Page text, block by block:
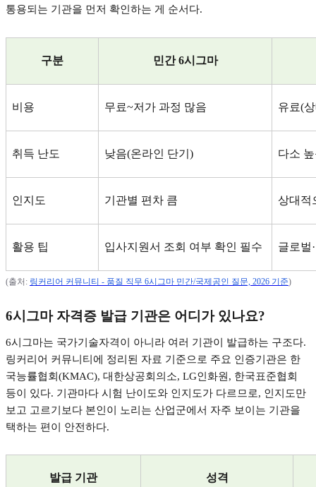
통용되는 기관을 먼저 확인하는 게 순서다.
구분 민간6시그마
비용 무료~저가 과정 많음 유료(
취득 난도 낮음(온라인 단기 ) 다소
인지도 기관별 편차 큼 상대적
활용 팁 입사지원서 조회 여부 확인 필수 글로벌·
(출처 : 링커리어 커뮤니티 - 품질 직무 6시그마 민간/국제공인 질문, 2026 기준)
6시그마 자격증 발급 기관은 어디가 있나요?
6시그마는 국가기술자격이 아니라 여러 기관이 발급하는 구조다.
링커리어 커뮤니티에 정리된 자료 기준으로 주요 인증기관은 한
국능률협회 (KMAC), 대한상공회의소, LG인화원 , 한국표준협회
등이 있다. 기관마다 시험 난이도와 인지도가 다르므로, 인지도만
보고 고르기보다 본인이 노리는 산업군에서 자주 보이는 기관을
택하는 편이 안전하다.
발급 기관 성격